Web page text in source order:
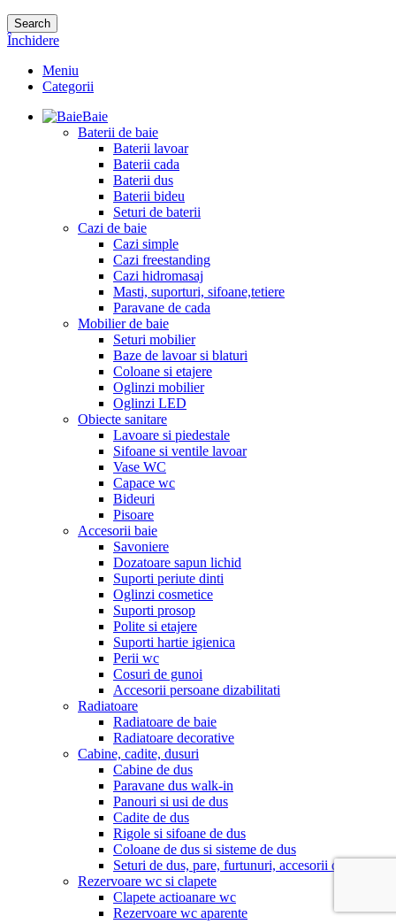
Search
Închidere
Meniu
Categorii
Baie
Baterii de baie
Baterii lavoar
Baterii cada
Baterii dus
Baterii bideu
Seturi de baterii
Cazi de baie
Cazi simple
Cazi freestanding
Cazi hidromasaj
Masti, suporturi, sifoane,tetiere
Paravane de cada
Mobilier de baie
Seturi mobilier
Baze de lavoar si blaturi
Coloane si etajere
Oglinzi mobilier
Oglinzi LED
Obiecte sanitare
Lavoare si piedestale
Sifoane si ventile lavoar
Vase WC
Capace wc
Bideuri
Pisoare
Accesorii baie
Savoniere
Dozatoare sapun lichid
Suporti periute dinti
Oglinzi cosmetice
Suporti prosop
Polite si etajere
Suporti hartie igienica
Perii wc
Cosuri de gunoi
Accesorii persoane dizabilitati
Radiatoare
Radiatoare de baie
Radiatoare decorative
Cabine, cadite, dusuri
Cabine de dus
Paravane dus walk-in
Panouri si usi de dus
Cadite de dus
Rigole si sifoane de dus
Coloane de dus si sisteme de dus
Seturi de dus, pare, furtunuri, accesorii dus
Rezervoare wc si clapete
Clapete actioanare wc
Rezervoare wc aparente